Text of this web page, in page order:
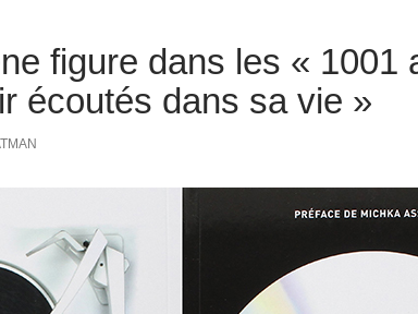
figure dans les « 1001
écoutés dans sa vie »